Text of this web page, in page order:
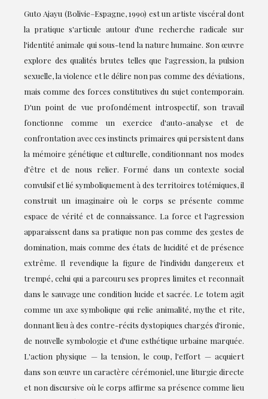
Guto Ajayu (Bolivie–Espagne, 1990) est un artiste viscéral dont
la pratique s'articule autour d'une recherche radicale sur
l'identité animale qui sous-tend la nature humaine. Son œuvre
explore des qualités brutes telles que l'agression, la pulsion
sexuelle, la violence et le délire non pas comme des déviations,
mais comme des forces constitutives du sujet contemporain.
D'un point de vue profondément introspectif, son travail
fonctionne comme un exercice d'auto-analyse et de
confrontation avec ces instincts primaires qui persistent dans
la mémoire génétique et culturelle, conditionnant nos modes
d'être et de nous relier. Formé dans un contexte social
convulsif et lié symboliquement à des territoires totémiques, il
construit un imaginaire où le corps se présente comme
espace de vérité et de connaissance. La force et l'agression
apparaissent dans sa pratique non pas comme des gestes de
domination, mais comme des états de lucidité et de présence
extrême. Il revendique la figure de l'individu dangereux et
trempé, celui qui a parcouru ses propres limites et reconnaît
dans le sauvage une condition lucide et sacrée. Le totem agit
comme un axe symbolique qui relie animalité, mythe et rite,
donnant lieu à des contre-récits dystopiques chargés d'ironie,
de nouvelle symbologie et d'une esthétique urbaine marquée.
L'action physique — la tension, le coup, l'effort — acquiert
dans son œuvre un caractère cérémoniel, une liturgie directe
et non discursive où le corps affirme sa présence comme lieu